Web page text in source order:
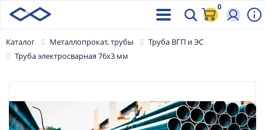
0
Каталог Металлопрокат, трубы
Труба ВГП и ЭС
Труба электросварная 76х3 мм